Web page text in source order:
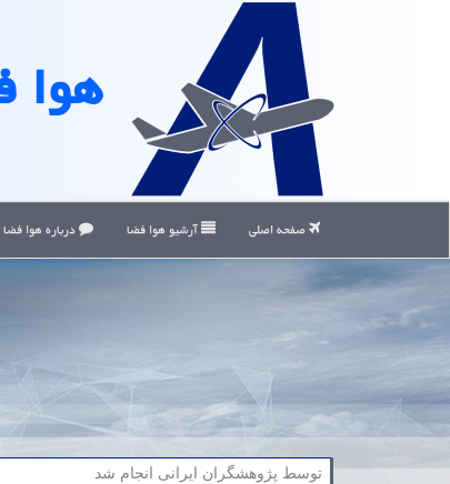
هوا
صفحه اصلی آرشیو هوا فضا درباره هوا فضا
توسط پژوهشگران ایرانی انجام شد